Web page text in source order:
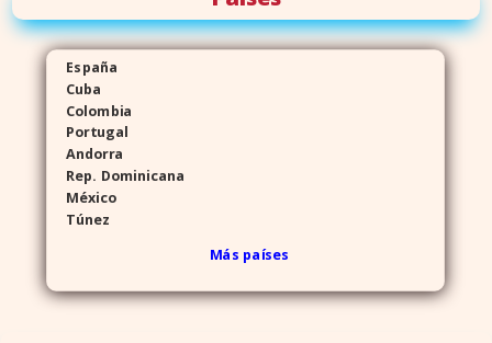
España
Cuba
Colombia
Portugal
Andorra
Rep. Dominicana
México
Túnez
Más países